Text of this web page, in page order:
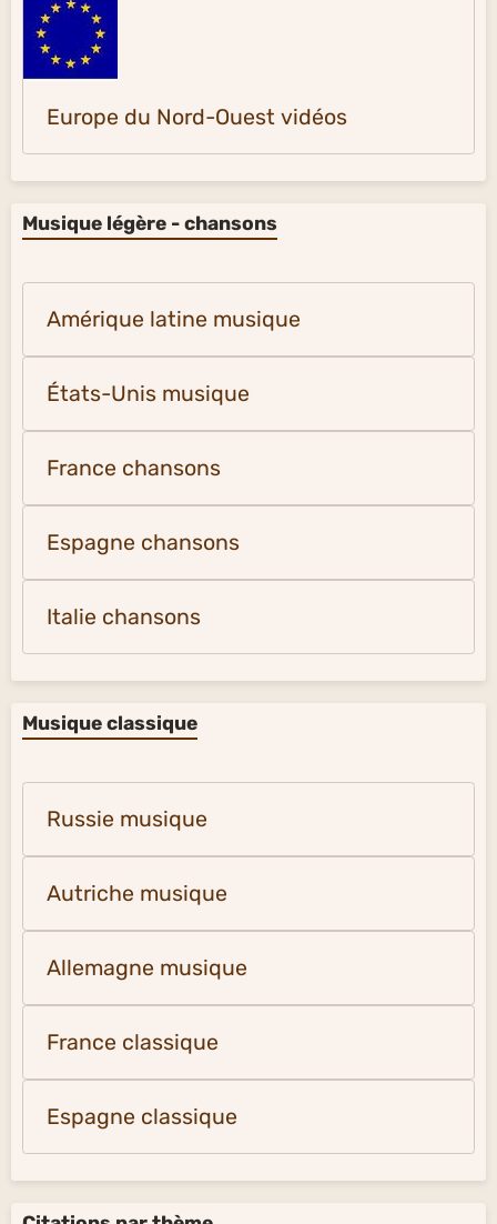
Europe du Nord-Ouest vidéos
Musique légère - chansons
Amérique latine musique
États-Unis musique
France chansons
Espagne chansons
Italie chansons
Musique classique
Russie musique
Autriche musique
Allemagne musique
France classique
Espagne classique